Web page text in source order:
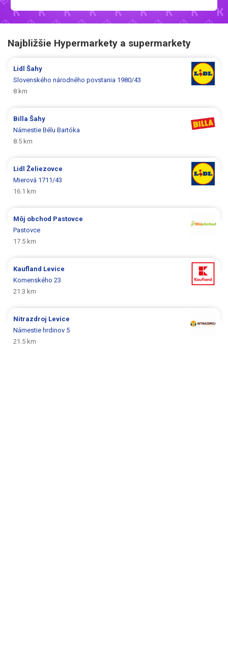
Najbližšie Hypermarkety a supermarkety
LidlŠahy
Slovenského národného povstania 1980/43
8 km
BillaŠahy
Námestie Bélu Bartóka
8.5 km
LidlŽeliezovce
Mierová 1711/43
16.1 km
Môj obchod Pastovce
Pastovce
17.5 km
Kaufland Levice
Komenského 23
21.3 km
Nitrazdroj Levice
Námestie hrdinov 5
21.5 km